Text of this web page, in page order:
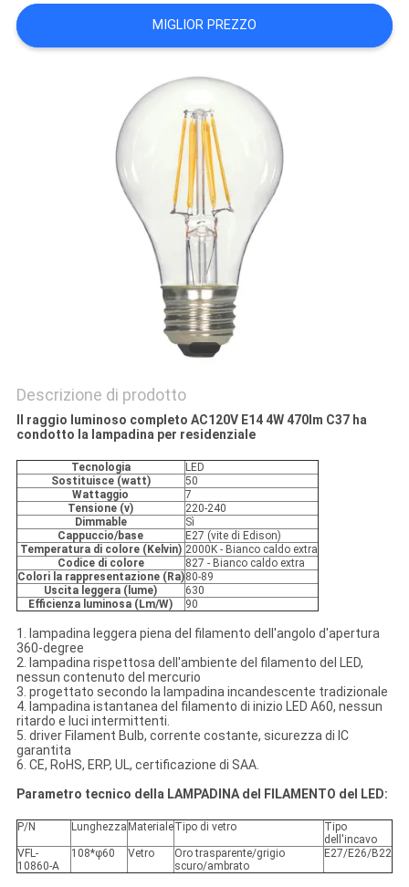
PRIVACY
POLICY
MIGLIOR PREZZO
Descrizione di prodotto
Il raggio luminoso completo AC120V E14 4W 470lm C37 ha
condotto la lampadina per residenziale
Tecnologia
LED
Sostituisce (watt)
50
Wattaggio
7
Tensione (v)
220-240
Dimmable
Sì
Cappuccio/base
E27 (vite di Edison)
Temperatura di colore (Kelvin) 2000K - Bianco caldo extra
Codice di colore
827 - Bianco caldo extra
Colori la rappresentazione (Ra)80-89
Uscita leggera (lume)
630
Efficienza luminosa (Lm/W)
90
1. lampadina leggera piena del filamento dell'angolo d'apertura
360-degree
2. lampadina rispettosa dell'ambiente del filamento del LED,
nessun contenuto del mercurio
3. progettato secondo la lampadina incandescente tradizionale
4. lampadina istantanea del filamento di inizio LED A60, nessun
ritardo e luci intermittenti.
5. driver Filament Bulb, corrente costante, sicurezza di IC
garantita
6. CE, RoHS, ERP, UL, certificazione di SAA.
Parametro tecnico della LAMPADINA del FILAMENTO del LED:
P/N Lunghezza MaterialeTipo di vetro
Tipo
dell'incavo
VFL-
10860-A
108*φ60 Vetro
Oro trasparente/grigio
scuro/ambrato
E27/E26/B22